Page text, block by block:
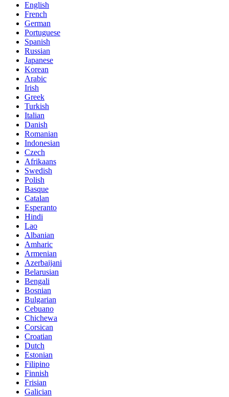
English
French
German
Portuguese
Spanish
Russian
Japanese
Korean
Arabic
Irish
Greek
Turkish
Italian
Danish
Romanian
Indonesian
Czech
Afrikaans
Swedish
Polish
Basque
Catalan
Esperanto
Hindi
Lao
Albanian
Amharic
Armenian
Azerbaijani
Belarusian
Bengali
Bosnian
Bulgarian
Cebuano
Chichewa
Corsican
Croatian
Dutch
Estonian
Filipino
Finnish
Frisian
Galician